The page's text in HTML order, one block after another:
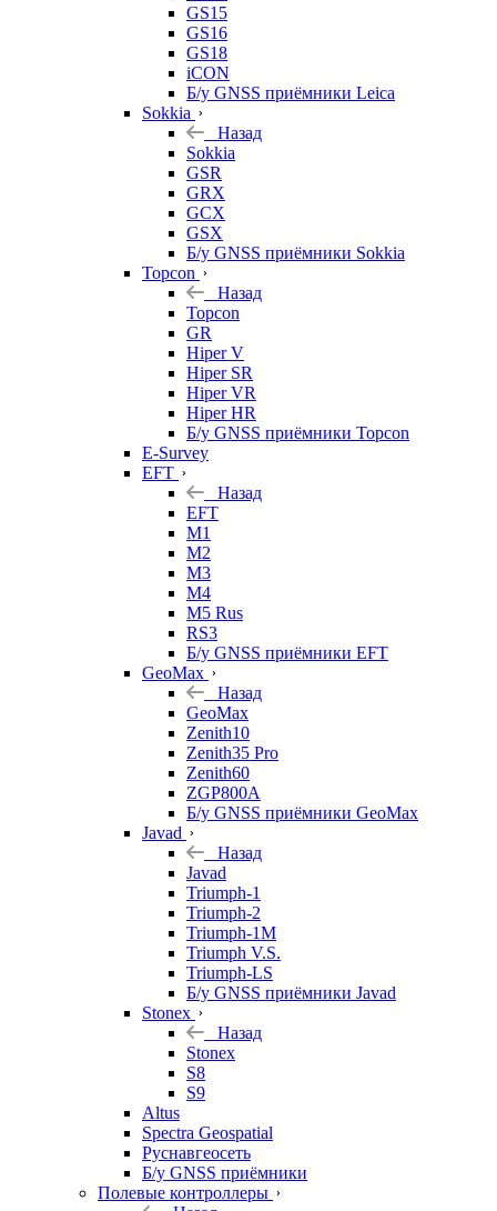
GS15
GS16
GS18
iCON
Б/у GNSS приёмники Leica
Sokkia
Назад
Sokkia
GSR
GRX
GCX
GSX
Б/у GNSS приёмники Sokkia
Topcon
Назад
Topcon
GR
Hiper V
Hiper SR
Hiper VR
Hiper HR
Б/у GNSS приёмники Topcon
E-Survey
EFT
Назад
EFT
M1
M2
M3
M4
M5 Rus
RS3
Б/у GNSS приёмники EFT
GeoMax
Назад
GeoMax
Zenith10
Zenith35 Pro
Zenith60
ZGP800A
Б/у GNSS приёмники GeoMax
Javad
Назад
Javad
Triumph-1
Triumph-2
Triumph-1M
Triumph V.S.
Triumph-LS
Б/у GNSS приёмники Javad
Stonex
Назад
Stonex
S8
S9
Altus
Spectra Geospatial
Руснавгеосеть
Б/у GNSS приёмники
Полевые контроллеры